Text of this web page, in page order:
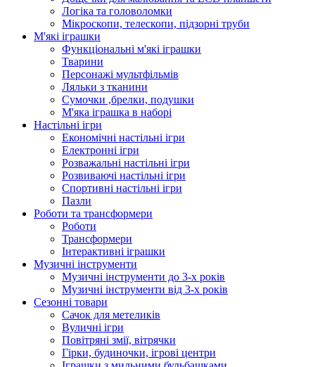
Логіка та головоломки
Мікроскопи, телескопи, підзорні труби
М'які іграшки
Функціональні м'які іграшки
Тварини
Персонажі мультфільмів
Ляльки з тканини
Сумочки ,брелки, подушки
М'яка іграшка в наборі
Настільні ігри
Економічні настільні ігри
Електронні ігри
Розважальні настільні ігри
Розвиваючі настільні ігри
Спортивні настільні ігри
Пазли
Роботи та трансформери
Роботи
Трансформери
Інтерактивні іграшки
Музичні інструменти
Музичні інструменти до 3-х років
Музичні інструменти від 3-х років
Сезонні товари
Сачок для метеликів
Вуличні ігри
Повітряні змії, вітрячки
Гірки, будиночки, ігрові центри